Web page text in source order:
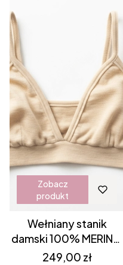
Zobacz
produkt
Wełniany stanik
damski 100% MERINO
Beżowy
Cena
249,00 zł